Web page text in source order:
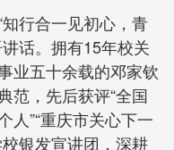
行合一见初心，青
话。拥有15年校关
业五十余载的邓家钦
范，先后获评“全国
人”“重庆市关心下一
银发宣讲团，深耕